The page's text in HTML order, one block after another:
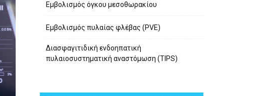
Εμβολισμός όγκου μεσοθωρακίου
Εμβολισμός πυλαίας φλέβας (PVE)
Διασφαγιτιδική ενδοηπατική
πυλαιοσυστηματική αναστόμωση (TIPS)